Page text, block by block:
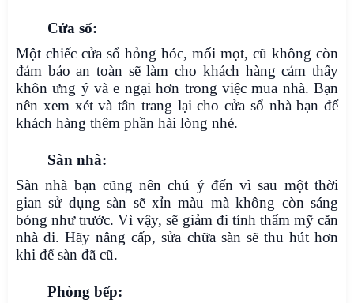
Cửa sổ:
Một chiếc cửa sổ hỏng hóc, mối mọt, cũ không còn
đảm bảo an toàn sẽ làm cho khách hàng cảm thấy
khôn ưng ý và e ngại hơn trong việc mua nhà. Bạn
nên xem xét và tân trang lại cho cửa sổ nhà bạn để
khách hàng thêm phần hài lòng nhé.
Sàn nhà:
Sàn nhà bạn cũng nên chú ý đến vì sau một thời
gian sử dụng sàn sẽ xỉn màu mà không còn sáng
bóng như trước. Vì vậy, sẽ giảm đi tính thẩm mỹ căn
nhà đi. Hãy nâng cấp, sửa chữa sàn sẽ thu hút hơn
khi để sàn đã cũ.
Phòng bếp: